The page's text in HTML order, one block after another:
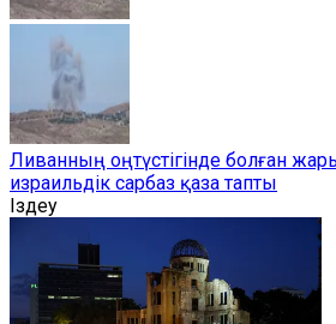
Ливанның оңтүстігінде болған
израильдік сарбаз қаза тапты
Іздеу